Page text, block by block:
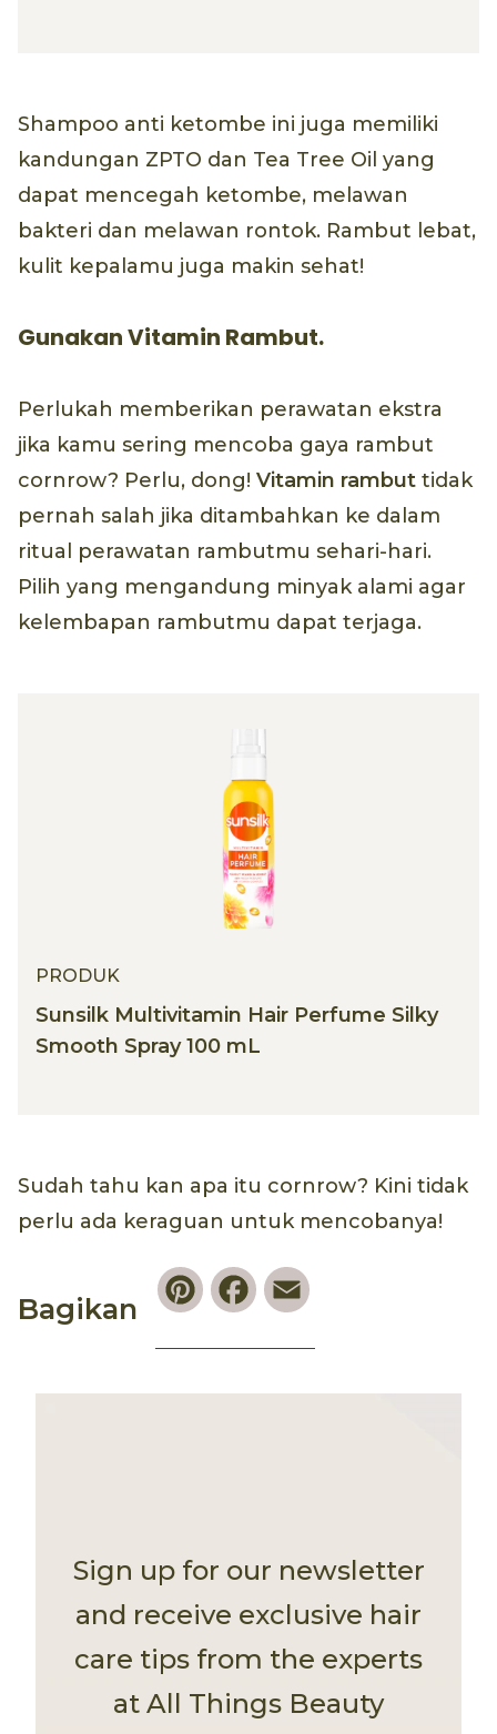
Shampoo anti ketombe ini juga memiliki
kandungan ZPTO dan Tea Tree Oil yang
dapat mencegah ketombe, melawan
bakteri dan melawan rontok. Rambut lebat,
kulit kepalamu juga makin sehat!
Gunakan Vitamin Rambut.
Perlukah memberikan perawatan ekstra
jika kamu sering mencoba gaya rambut
cornrow? Perlu, dong! Vitamin rambut tidak
pernah salah jika ditambahkan ke dalam
ritual perawatan rambutmu sehari-hari.
Pilih yang mengandung minyak alami agar
kelembapan rambutmu dapat terjaga.
PRODUK
Sunsilk Multivitamin Hair Perfume Silky
Smooth Spray 100 mL
Sudah tahu kan apa itu cornrow? Kini tidak
perlu ada keraguan untuk mencobanya!
Bagikan
PinterestFacebook
Sign up for our newsletter
and receive exclusive hair
care tips from the experts
at All Things Beauty